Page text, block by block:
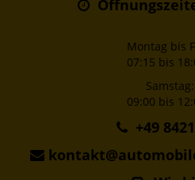
Montag bis
07:15 bis
09:00 bis
+49